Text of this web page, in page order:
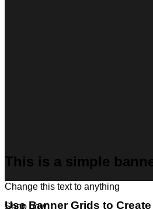
This is a simple
Change this text to anything
Shop now
Use Banner Grids to